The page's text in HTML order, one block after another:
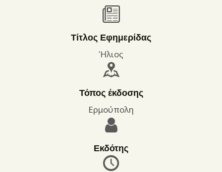
ΔΡΑΣΤΗΡΙΟΤΗΤΕΣ
ΕΠΙΚΟΙΝΩΝΊΑ
ΌΡΟΙ ΧΡΉΣΗΣ
Τίτλος Εφημερίδας
Ήλιος
Τόπος έκδοσης
Ερμούπολη
Εκδότης